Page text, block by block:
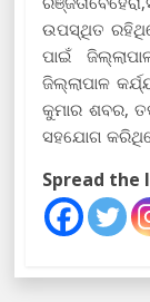
ଉପସ୍ଥିତ
ପାଇଁ
ଜିଲ୍ଲାପାଳ
କୁମାର ଶବର,
ସହଯୋଗ
Spread the